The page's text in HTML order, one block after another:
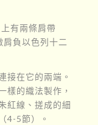
有兩條肩帶
肩負以色列十二
接在它的兩端。
樣的織法製作，
紅線、搓成的細
4-5節）。